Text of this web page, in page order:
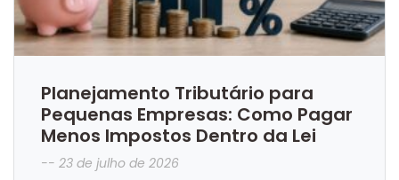
Planejamento Tributário para
Pequenas Empresas: Como Pagar
Menos Impostos Dentro da Lei
23 de julho de 2026